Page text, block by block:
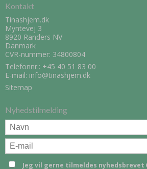
Kontakt
Tinashjem.dk
Myntevej 3
8920 Randers NV
Danmark
CVR-nummer: 34800804
Telefonnr.: +45 40 51 83 00
E-mail: info@tinashjem.dk
Sitemap
Nyhedstilmelding
Jeg vil gerne tilmeldes nyhedsbrevet